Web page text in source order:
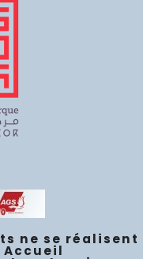
ne se réalisent
Accueil